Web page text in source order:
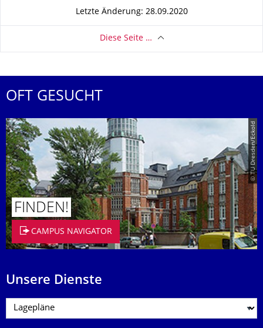
Letzte Änderung: 28.09.2020
Diese Seite …
OFT GESUCHT
© TU Dresden/Eckold
FINDEN!
CAMPUS NAVIGATOR
Unsere Dienste